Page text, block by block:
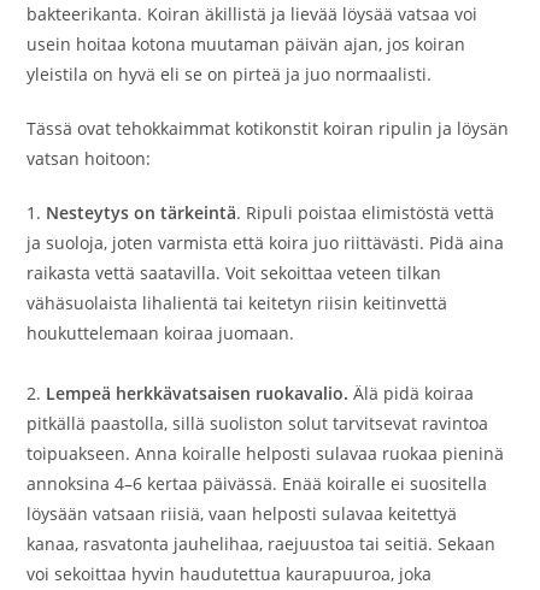
bakteerikanta. Koiran äkillistä ja lievää löysää vatsaa voi
usein hoitaa kotona muutaman päivän ajan, jos koiran
yleistila on hyvä eli se on pirteä ja juo normaalisti.
Tässä ovat tehokkaimmat kotikonstit koiran ripulin ja löysän
vatsan hoitoon:
1. Nesteytys on tärkeintä. Ripuli poistaa elimistöstä vettä
ja suoloja, joten varmista että koira juo riittävästi. Pidä aina
raikasta vettä saatavilla. Voit sekoittaa veteen tilkan
vähäsuolaista lihalientä tai keitetyn riisin keitinvettä
houkuttelemaan koiraa juomaan.
2. Lempeä herkkävatsaisen ruokavalio. Älä pidä koiraa
pitkällä paastolla, sillä suoliston solut tarvitsevat ravintoa
toipuakseen. Anna koiralle helposti sulavaa ruokaa pieninä
annoksina 4–6 kertaa päivässä. Enää koiralle ei suositella
löysään vatsaan riisiä, vaan helposti sulavaa keitettyä
kanaa, rasvatonta jauhelihaa, raejuustoa tai seitiä. Sekaan
voi sekoittaa hyvin haudutettua kaurapuuroa, joka